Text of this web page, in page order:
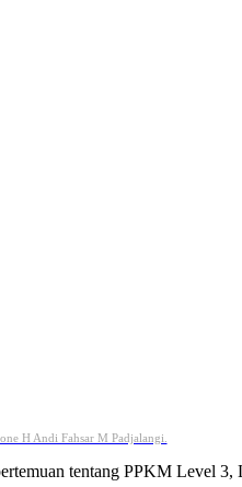
H Andi Fahsar M Padjalangi.
tentang PPKM Level